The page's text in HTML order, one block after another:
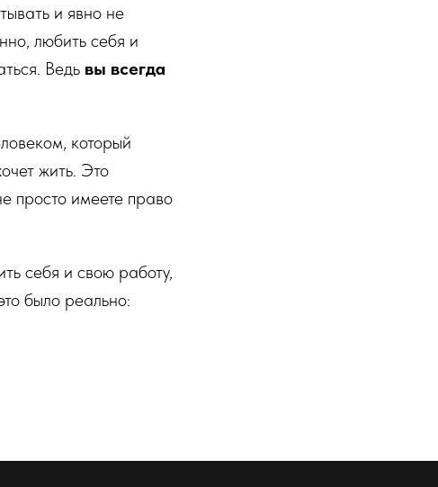
и явно не
любить себя и
Ведь вы всегда
который
жить. Это
просто имеете право
себя и свою работу,
было реально: